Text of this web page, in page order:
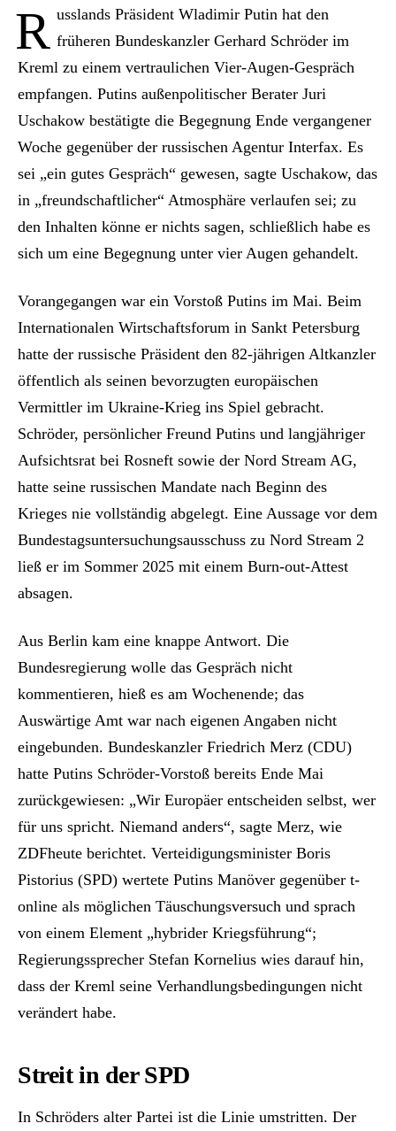
R usslands Präsident Wladimir Putin hat den
früheren Bundeskanzler Gerhard Schröder im
Kreml zu einem vertraulichen Vier-Augen-Gespräch
empfangen. Putins außenpolitischer Berater Juri
Uschakow bestätigte die Begegnung Ende vergangener
Woche gegenüber der russischen Agentur Interfax. Es
sei „ein gutes Gespräch“ gewesen, sagte Uschakow, das
in „freundschaftlicher“ Atmosphäre verlaufen sei; zu
den Inhalten könne er nichts sagen, schließlich habe es
sich um eine Begegnung unter vier Augen gehandelt.
Vorangegangen war ein Vorstoß Putins im Mai. Beim
Internationalen Wirtschaftsforum in Sankt Petersburg
hatte der russische Präsident den 82-jährigen Altkanzler
öffentlich als seinen bevorzugten europäischen
Vermittler im Ukraine-Krieg ins Spiel gebracht.
Schröder, persönlicher Freund Putins und langjähriger
Aufsichtsrat bei Rosneft sowie der Nord Stream AG,
hatte seine russischen Mandate nach Beginn des
Krieges nie vollständig abgelegt. Eine Aussage vor dem
Bundestagsuntersuchungsausschuss zu Nord Stream 2
ließ er im Sommer 2025 mit einem Burn-out-Attest
absagen.
Aus Berlin kam eine knappe Antwort. Die
Bundesregierung wolle das Gespräch nicht
kommentieren, hieß es am Wochenende; das
Auswärtige Amt war nach eigenen Angaben nicht
eingebunden. Bundeskanzler Friedrich Merz (CDU)
hatte Putins Schröder-Vorstoß bereits Ende Mai
zurückgewiesen: „Wir Europäer entscheiden selbst, wer
für uns spricht. Niemand anders“, sagte Merz, wie
ZDFheute berichtet. Verteidigungsminister Boris
Pistorius (SPD) wertete Putins Manöver gegenüber t-
online als möglichen Täuschungsversuch und sprach
von einem Element „hybrider Kriegsführung“;
Regierungssprecher Stefan Kornelius wies darauf hin,
dass der Kreml seine Verhandlungsbedingungen nicht
verändert habe.
Streit in der SPD
In Schröders alter Partei ist die Linie umstritten. Der